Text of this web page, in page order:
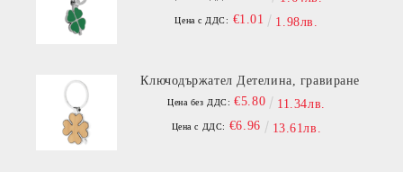
Цена с ДДС: €1.01 1.98лв.
Ключодържател Детелина, гравиране
Цена без ДДС: €5.80 11.34лв.
Цена с ДДС: €6.96 13.61лв.